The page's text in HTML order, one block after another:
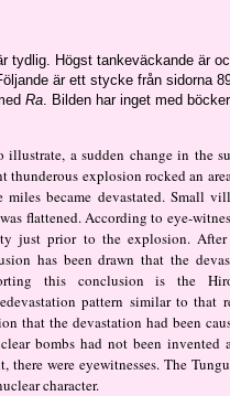
tydlig. Högst tankeväckande är
är ett stycke från sidorna
Ra. Bilden har inget med
illustrate, a sudden change in the
thunderous explosion rocked an
miles became devastated. Small
flattened. According to eye-
just prior to the explosion. After
has been drawn that the
this conclusion is the
pattern similar to that
that the devastation had been
bombs had not been
there were eyewitnesses. The
character.